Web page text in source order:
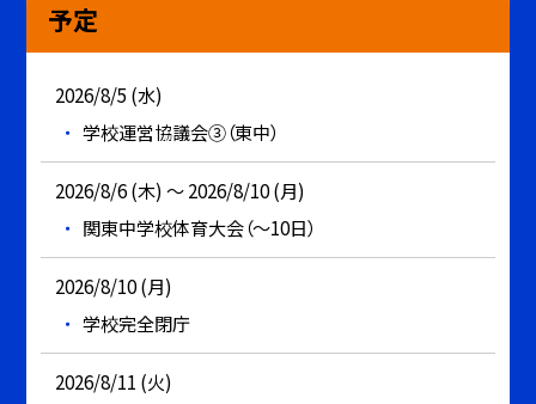
予定
2026/8/5 (水)
学校運営協議会③（東中）
2026/8/6 (木) ～ 2026/8/10 (月)
関東中学校体育大会（～10日）
2026/8/10 (月)
学校完全閉庁
2026/8/11 (火)